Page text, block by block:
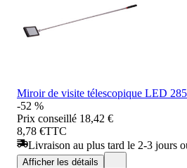
Miroir de visite télescopique LED
-52 %
Prix conseillé 18,42 €
8,78 €TTC
Livraison au plus tard le 2-3 jours
Afficher les détails